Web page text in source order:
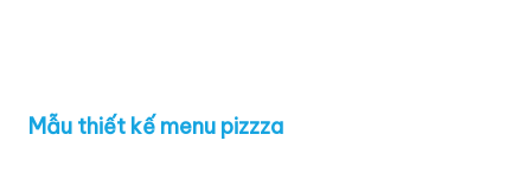
Mẫu thiết kế menu pizzza